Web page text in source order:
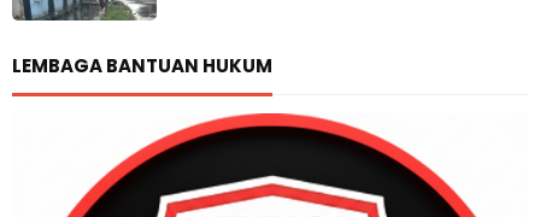
LEMBAGA BANTUAN HUKUM